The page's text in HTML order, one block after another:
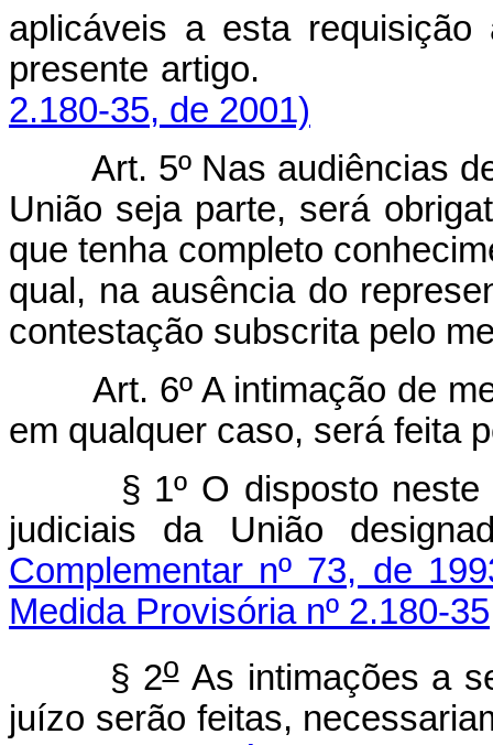
aplicáveis a esta
presente
2.180-35, de 2001)
Art. 5º Nas audiências
União seja parte, será
que tenha completo
qual, na ausência do
contestação subscrita pelo
Art. 6º A intimação de
em qualquer caso, será feita
§ 1º O disposto
judiciais da União
Complementar nº 73, de
Medida Provisória nº 2.180-
§ 2o As intimações a
juízo serão feitas,